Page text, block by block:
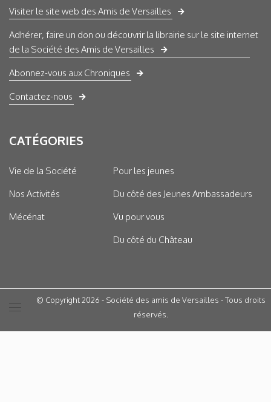
Visiter le site web des Amis de Versailles
Adhérer, faire un don ou découvrir la librairie sur le site internet
de la Société des Amis de Versailles
Abonnez-vous aux Chroniques
Contactez-nous
CATÉGORIES
Vie de la Société
Nos Activités
Mécénat
Pour les jeunes
Du côté des Jeunes Ambassadeurs
Vu pour vous
Du côté du Château
© Copyright 2026 - Société des amis de Versailles - Tous droits
réservés.